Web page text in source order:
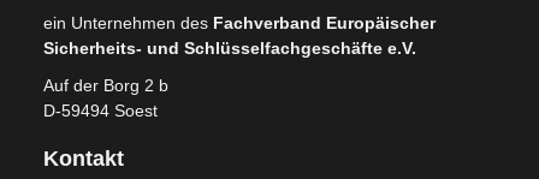
ein Unternehmen des Fachverband Europäischer
Sicherheits- und Schlüsselfachgeschäfte e.V.
Auf der Borg 2 b
D-59494 Soest
Kontakt